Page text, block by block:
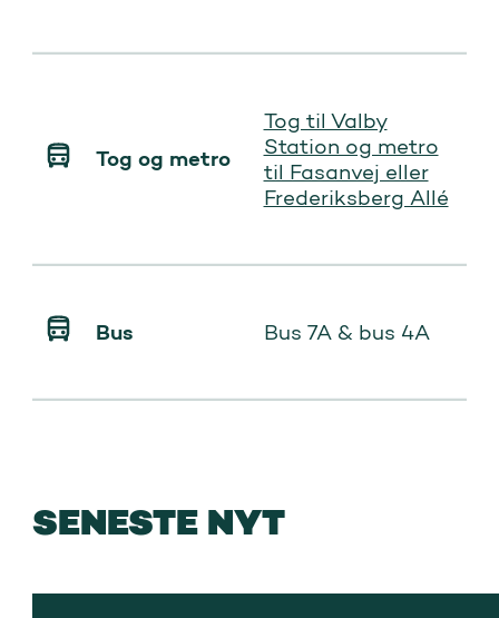
Tog og metro
Tog til Valby
Station og metro
til Fasanvej eller
Frederiksberg Allé
Bus Bus 7A & bus 4A
SENESTE NYT